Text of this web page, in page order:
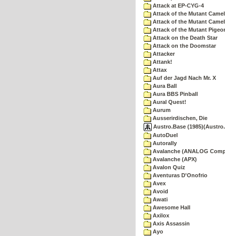
Attack at EP-CYG-4
Attack of the Mutant
Attack of the Mutant
Attack of the Mutant
Attack on the Death Star
Attack on the Doomstar
Attacker
Attank!
Attax
Auf der Jagd Nach Mr. X
Aura Ball
Aura BBS Pinball
Aural Quest!
Aurum
Ausserirdischen, Die
Austro.Base
AutoDuel
Autorally
Avalanche (ANALOG
Avalanche (APX)
Avalon Quiz
Aventuras D'Onofrio
Avex
Avoid
Awati
Awesome Hall
Axilox
Axis Assassin
Ayo